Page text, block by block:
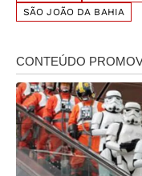
SÃO JOÃO DA BAHIA